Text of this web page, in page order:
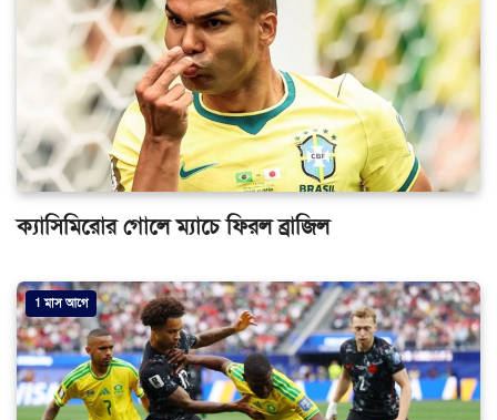
ক্যাসিমিরোর গোলে ম্যাচে ফিরল ব্রাজিল
1 মাস আগে